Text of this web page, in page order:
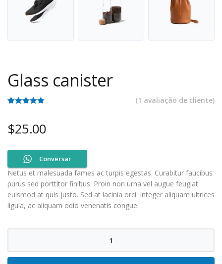
Glass canister
5 com base
em
(1 avaliação de cliente)
$25.00
Conversar
Netus et malesuada fames ac turpis egestas. Curabitur faucibus
purus sed porttitor finibus. Proin non urna vel augue feugiat
euismod at quis justo. Sed at lacinia orci. Integer aliquam ultrices
ligula, ac aliquam odio venenatis congue.
Glass